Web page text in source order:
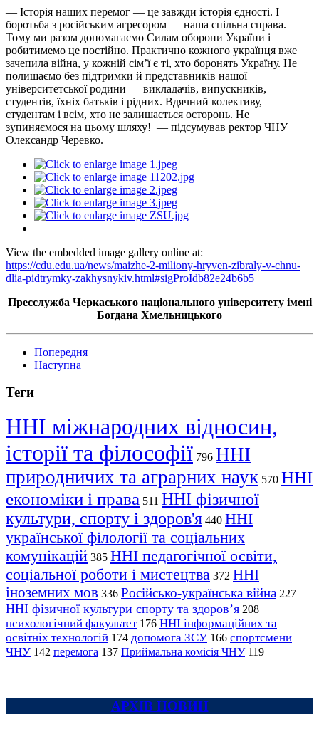
— Історія наших перемог — це завжди історія єдності. І
боротьба з російським агресором — наша спільна справа.
Тому ми разом допомагаємо Силам оборони України і
робитимемо це постійно. Практично кожного українця вже
зачепила війна, у кожній сім’ї є ті, хто боронять Україну. Не
полишаємо без підтримки й представників нашої
університетської родини — викладачів, випускників,
студентів, їхніх батьків і рідних. Вдячний колективу,
студентам і всім, хто не залишається осторонь. Не
зупиняємося на цьому шляху! — підсумував ректор ЧНУ
Олександр Черевко.
View the embedded image gallery online at:
https://cdu.edu.ua/news/maizhe-2-miliony-hryven-zibraly-v-chnu-
dlia-pidtrymky-zakhysnykiv.html#sigProIdb82e24b6b5
Пресслужба Черкаського національного університету імені
Богдана Хмельницького
Попередня
Наступна
Теги
ННІ міжнародних відносин,
історії та філософії 796 ННІ
природничих та аграрних наук 570 ННІ
економіки і права 511 ННІ фізичної
культури, спорту і здоров'я 440 ННІ
української філології та соціальних
комунікацій 385 ННІ педагогічної освіти,
соціальної роботи і мистецтва 372 ННІ
іноземних мов 336 Російсько-українська війна 227
ННІ фізичної культури спорту та здоров’я 208
психологічний факультет 176 ННІ інформаційних та
освітніх технологій 174 допомога ЗСУ 166 спортсмени
ЧНУ 142 перемога 137 Приймальна комісія ЧНУ 119
АРХІВ НОВИН